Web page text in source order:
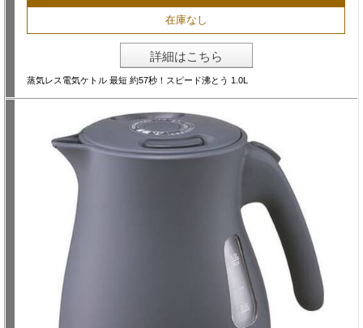
在庫なし
詳細はこちら
蒸気レス電気ケトル 最短 約57秒！スピード沸とう 1.0L